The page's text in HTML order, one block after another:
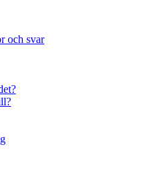
och svar